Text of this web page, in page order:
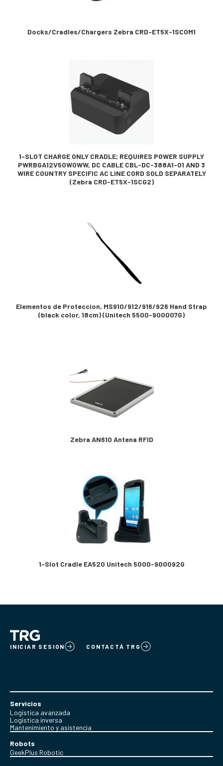
Docks/Cradles/Chargers Zebra CRD-ET5X-1SCOM1
1-SLOT CHARGE ONLY CRADLE; REQUIRES POWER SUPPLY
PWRBGA12V50W0WW, DC CABLE CBL-DC-388A1-01 AND 3
WIRE COUNTRY SPECIFIC AC LINE CORD SOLD SEPARATELY
(Zebra CRD-ET5X-1SCG2)
Elementos de Proteccion, MS910/912/916/926 Hand Strap
(black color, 18cm) (Unitech 5500-900007G)
Zebra AN610 Antena RFID
1-Slot Cradle EA520 Unitech 5000-900092G
INICIAR SESION CONTACTÁ TRG
Servicios
Logística avanzada
Logística inversa
Mantenimiento y asistencia
Robots
GeekPlus Robotic